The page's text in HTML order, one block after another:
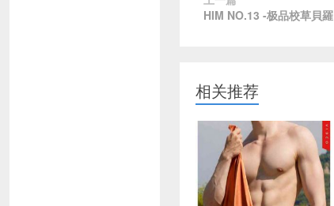
HIM NO.13 -极品校草貝羅
相关推荐